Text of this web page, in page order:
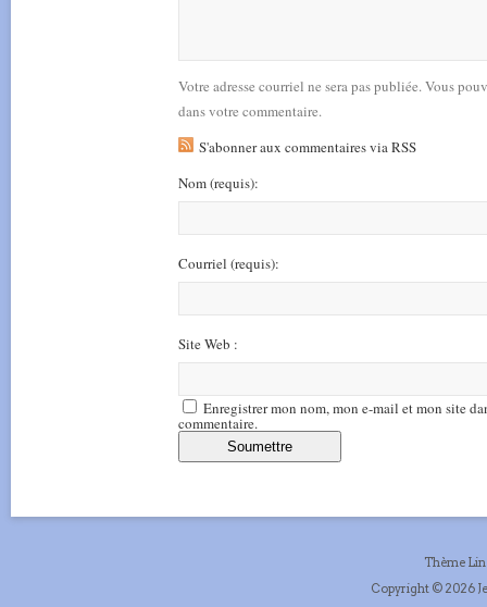
Votre adresse courriel ne sera pas publiée. Vous
dans votre commentaire.
S'abonner aux commentaires via RSS
Nom(requis):
Courriel (requis):
Site Web :
Enregistrer mon nom, mon e-mail et mon site
commentaire.
Thème
Copyright © 2026